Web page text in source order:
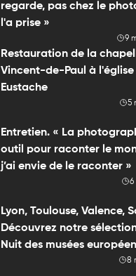
regarde, pas chez le
l'a prise »
9
Restauration de la
Vincent-de-Paul à
Eustache
5
Entretien. « La
outil pour raconter le
j’ai envie de le raconter »
6
Lyon, Toulouse, Valence,
Découvrez notre
Nuit des musées
8